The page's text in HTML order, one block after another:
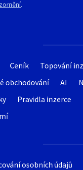
Ceník
Topování
obchodování
AI
Pravidla inzerce
osobních údajů
.